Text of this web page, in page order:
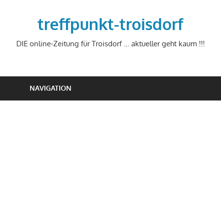
treffpunkt-troisdorf
DIE online-Zeitung für Troisdorf … aktueller geht kaum !!!
NAVIGATION